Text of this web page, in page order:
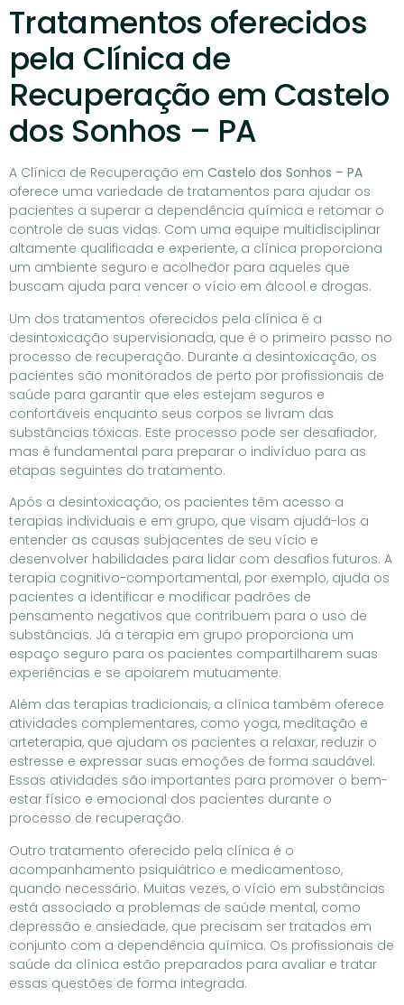
Tratamentos oferecidos
pela Clínica de
Recuperação em Castelo
dos Sonhos – PA
A Clínica de Recuperação em Castelo dos Sonhos – PA
oferece uma variedade de tratamentos para ajudar os
pacientes a superar a dependência química e retomar o
controle de suas vidas. Com uma equipe multidisciplinar
altamente qualificada e experiente, a clínica proporciona
um ambiente seguro e acolhedor para aqueles que
buscam ajuda para vencer o vício em álcool e drogas.
Um dos tratamentos oferecidos pela clínica é a
desintoxicação supervisionada, que é o primeiro passo no
processo de recuperação. Durante a desintoxicação, os
pacientes são monitorados de perto por profissionais de
saúde para garantir que eles estejam seguros e
confortáveis enquanto seus corpos se livram das
substâncias tóxicas. Este processo pode ser desafiador,
mas é fundamental para preparar o indivíduo para as
etapas seguintes do tratamento.
Após a desintoxicação, os pacientes têm acesso a
terapias individuais e em grupo, que visam ajudá-los a
entender as causas subjacentes de seu vício e
desenvolver habilidades para lidar com desafios futuros. A
terapia cognitivo-comportamental, por exemplo, ajuda os
pacientes a identificar e modificar padrões de
pensamento negativos que contribuem para o uso de
substâncias. Já a terapia em grupo proporciona um
espaço seguro para os pacientes compartilharem suas
experiências e se apoiarem mutuamente.
Além das terapias tradicionais, a clínica também oferece
atividades complementares, como yoga, meditação e
arteterapia, que ajudam os pacientes a relaxar, reduzir o
estresse e expressar suas emoções de forma saudável.
Essas atividades são importantes para promover o bem-
estar físico e emocional dos pacientes durante o
processo de recuperação.
Outro tratamento oferecido pela clínica é o
acompanhamento psiquiátrico e medicamentoso,
quando necessário. Muitas vezes, o vício em substâncias
está associado a problemas de saúde mental, como
depressão e ansiedade, que precisam ser tratados em
conjunto com a dependência química. Os profissionais de
saúde da clínica estão preparados para avaliar e tratar
essas questões de forma integrada.